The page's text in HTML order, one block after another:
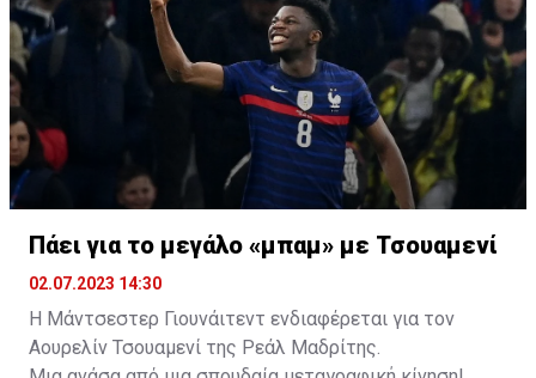
Πάει για το μεγάλο «μπαμ» με Τσουαμενί
02.07.2023 14:30
Η Μάντσεστερ Γιουνάιτεντ ενδιαφέρεται για τον
Αουρελίν Τσουαμενί της Ρεάλ Μαδρίτης.